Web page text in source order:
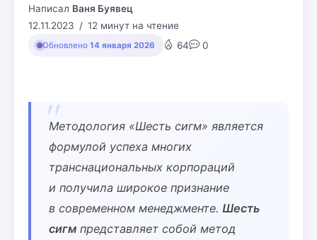
Написал Ваня Буявец
12.11.2023
12 минут на чтение
Обновлено 14 января 2026 64 0
Методология «Шесть сигм» является
формулой успеха многих
транснациональных корпораций
и получила широкое признание
в современном менеджменте. Шесть
сигм представляет собой метод